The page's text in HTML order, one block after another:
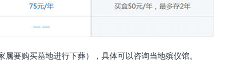
要购买墓地进行下葬），具体可以咨询当地殡仪馆。